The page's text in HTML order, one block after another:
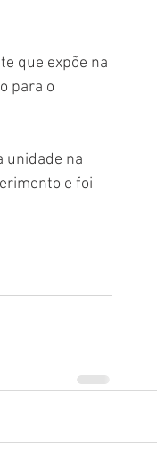
que expõe na
para o
unidade na
e foi